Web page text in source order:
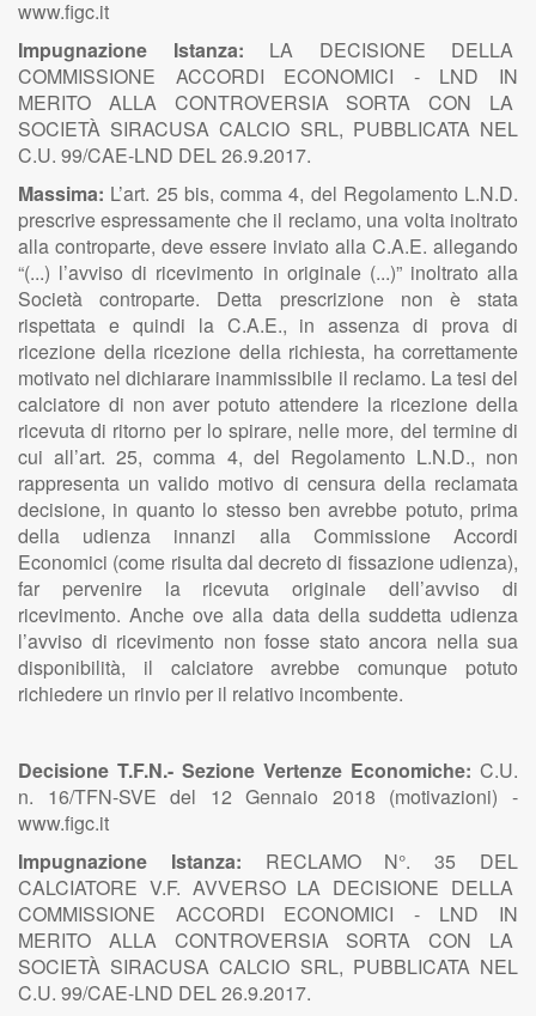
www.figc.it
Impugnazione Istanza: LA DECISIONE DELLA
COMMISSIONE ACCORDI ECONOMICI - LND IN
MERITO ALLA CONTROVERSIA SORTA CON LA
SOCIETÀ SIRACUSA CALCIO SRL, PUBBLICATA NEL
C.U. 99/CAE-LND DEL 26.9.2017.
Massima: L’art. 25 bis, comma 4, del Regolamento L.N.D.
prescrive espressamente che il reclamo, una volta inoltrato
alla controparte, deve essere inviato alla C.A.E. allegando
“(...) l’avviso di ricevimento in originale (...)” inoltrato alla
Società controparte. Detta prescrizione non è stata
rispettata e quindi la C.A.E., in assenza di prova di
ricezione della ricezione della richiesta, ha correttamente
motivato nel dichiarare inammissibile il reclamo. La tesi del
calciatore di non aver potuto attendere la ricezione della
ricevuta di ritorno per lo spirare, nelle more, del termine di
cui all’art. 25, comma 4, del Regolamento L.N.D., non
rappresenta un valido motivo di censura della reclamata
decisione, in quanto lo stesso ben avrebbe potuto, prima
della udienza innanzi alla Commissione Accordi
Economici (come risulta dal decreto di fissazione udienza),
far pervenire la ricevuta originale dell’avviso di
ricevimento. Anche ove alla data della suddetta udienza
l’avviso di ricevimento non fosse stato ancora nella sua
disponibilità, il calciatore avrebbe comunque potuto
richiedere un rinvio per il relativo incombente.
Decisione T.F.N.- Sezione Vertenze Economiche: C.U.
n. 16/TFN-SVE del 12 Gennaio 2018 (motivazioni) -
www.figc.it
Impugnazione Istanza: RECLAMO N°. 35 DEL
CALCIATORE V.F. AVVERSO LA DECISIONE DELLA
COMMISSIONE ACCORDI ECONOMICI - LND IN
MERITO ALLA CONTROVERSIA SORTA CON LA
SOCIETÀ SIRACUSA CALCIO SRL, PUBBLICATA NEL
C.U. 99/CAE-LND DEL 26.9.2017.